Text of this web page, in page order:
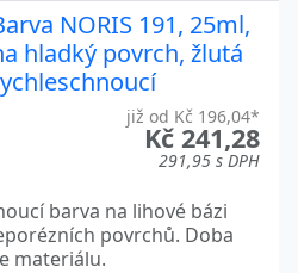
NORIS 191, 25ml,
hladký povrch, žlutá
již od Kč 196,04*
Kč 241,28
291,95 s DPH
barva na lihové bázi
povrchů. Doba
materiálu.